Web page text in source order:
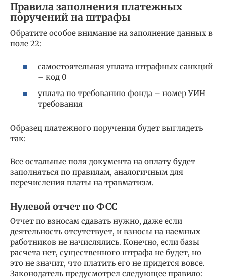
Правила заполнения платежных
поручений на штрафы
Обратите особое внимание на заполнение данных в
поле 22:
самостоятельная уплата штрафных санкций
– код 0
уплата по требованию фонда – номер УИН
требования
Образец платежного поручения будет выглядеть
так:
Все остальные поля документа на оплату будет
заполняться по правилам, аналогичным для
перечисления платы на травматизм.
Нулевой отчет по ФСС
Отчет по взносам сдавать нужно, даже если
деятельность отсутствует, и взносы на наемных
работников не начислялись. Конечно, если базы
расчета нет, существенного штрафа не будет, но
это не значит, что платить его не придется вовсе.
Законодатель предусмотрел следующее правило: